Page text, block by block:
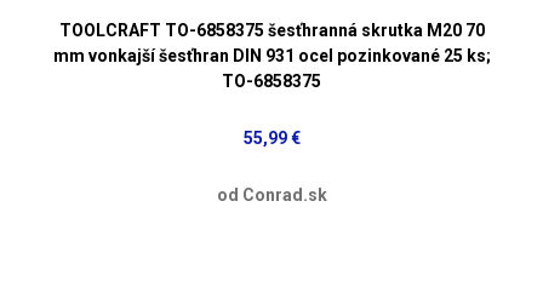
TOOLCRAFT TO-6858375 šesťhranná skrutka M20 70
mm vonkajší šesťhran DIN 931 ocel pozinkované 25 ks;
TO-6858375
55,99 €
od Conrad.sk